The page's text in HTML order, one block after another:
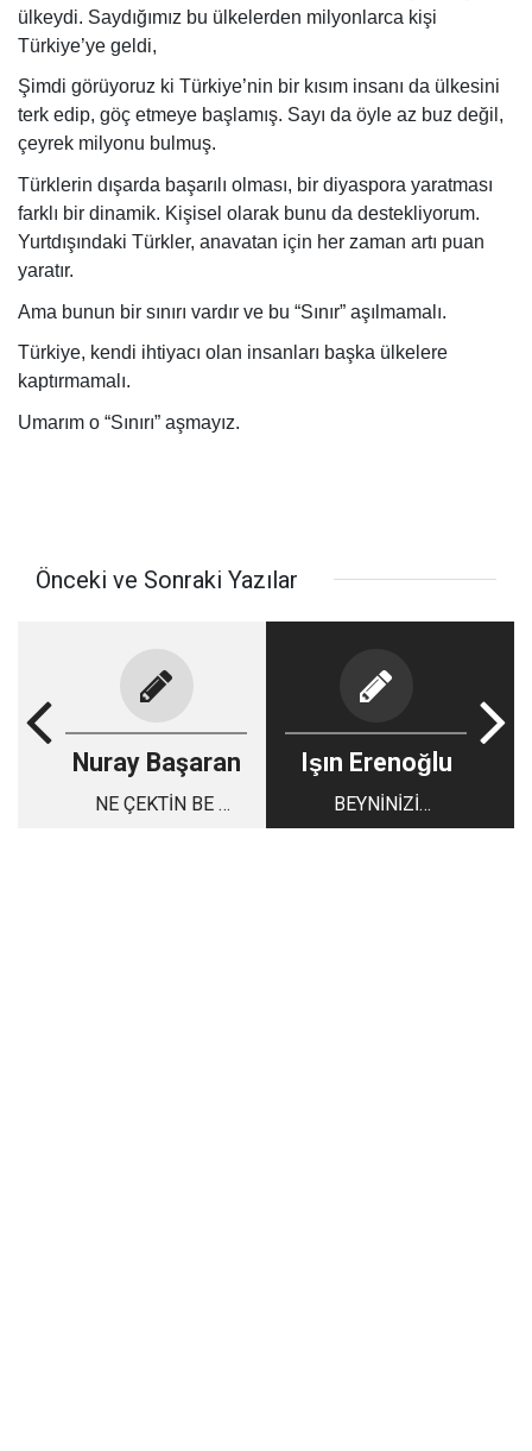
ülkeydi. Saydığımız bu ülkelerden milyonlarca kişi
Türkiye’ye geldi,
Şimdi görüyoruz ki Türkiye’nin bir kısım insanı da ülkesini
terk edip, göç etmeye başlamış. Sayı da öyle az buz değil,
çeyrek milyonu bulmuş.
Türklerin dışarda başarılı olması, bir diyaspora yaratması
farklı bir dinamik. Kişisel olarak bunu da destekliyorum.
Yurtdışındaki Türkler, anavatan için her zaman artı puan
yaratır.
Ama bunun bir sınırı vardır ve bu “Sınır” aşılmamalı.
Türkiye, kendi ihtiyacı olan insanları başka ülkelere
kaptırmamalı.
Umarım o “Sınırı” aşmayız.
Önceki ve Sonraki Yazılar
Nuray Başaran
NE ÇEKTİN BE
Işın Erenoğlu
BEYNİNİZİ
BAŞKASININ